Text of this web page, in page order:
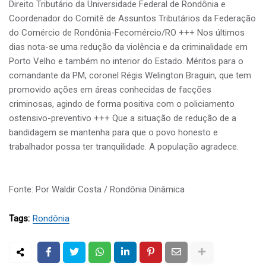
Direito Tributário da Universidade Federal de Rondônia e
Coordenador do Comitê de Assuntos Tributários da Federação
do Comércio de Rondônia-Fecomércio/RO +++ Nos últimos
dias nota-se uma redução da violência e da criminalidade em
Porto Velho e também no interior do Estado. Méritos para o
comandante da PM, coronel Régis Welington Braguin, que tem
promovido ações em áreas conhecidas de facções
criminosas, agindo de forma positiva com o policiamento
ostensivo-preventivo +++ Que a situação de redução de a
bandidagem se mantenha para que o povo honesto e
trabalhador possa ter tranquilidade. A população agradece.
Fonte: Por Waldir Costa / Rondônia Dinâmica
Tags: Rondônia